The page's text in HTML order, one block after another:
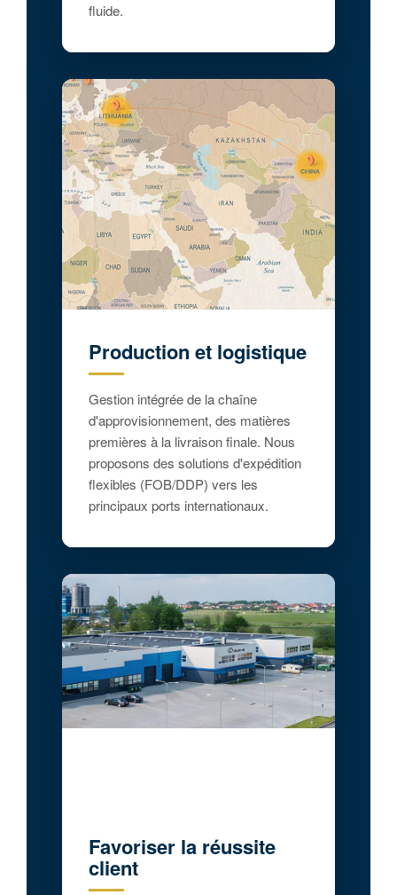
fluide.
Production et logistique
Gestion intégrée de la chaîne
d'approvisionnement, des matières
premières à la livraison finale. Nous
proposons des solutions d'expédition
flexibles (FOB/DDP) vers les
principaux ports internationaux.
Favoriser la réussite
client